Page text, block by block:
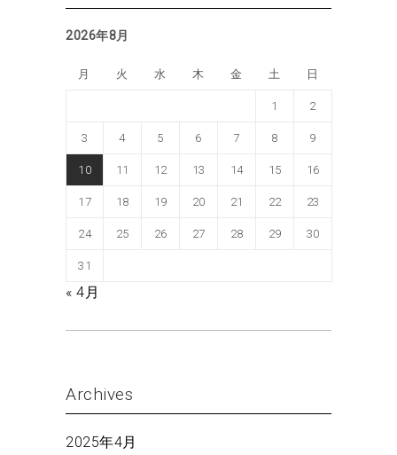
2026年8月
月 火 水 木 金 土 日
1 2
3 4 5 6 7 8 9
10 11 12 13 14 15 16
17 18 19 20 21 22 23
24 25 26 27 28 29 30
31
« 4月
Archives
2025年4月